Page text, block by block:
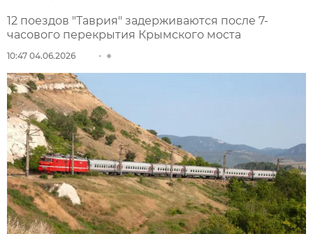
12 поездов "Таврия" задерживаются после 7-
часового перекрытия Крымского моста
10:47 04.06.2026